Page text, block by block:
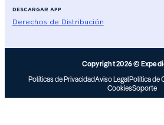
DESCARGAR APP
Derechos de Distribución
Copyright 2026 ©
Políticas de PrivacidadAviso LegalPolítica de
CookiesSoporte